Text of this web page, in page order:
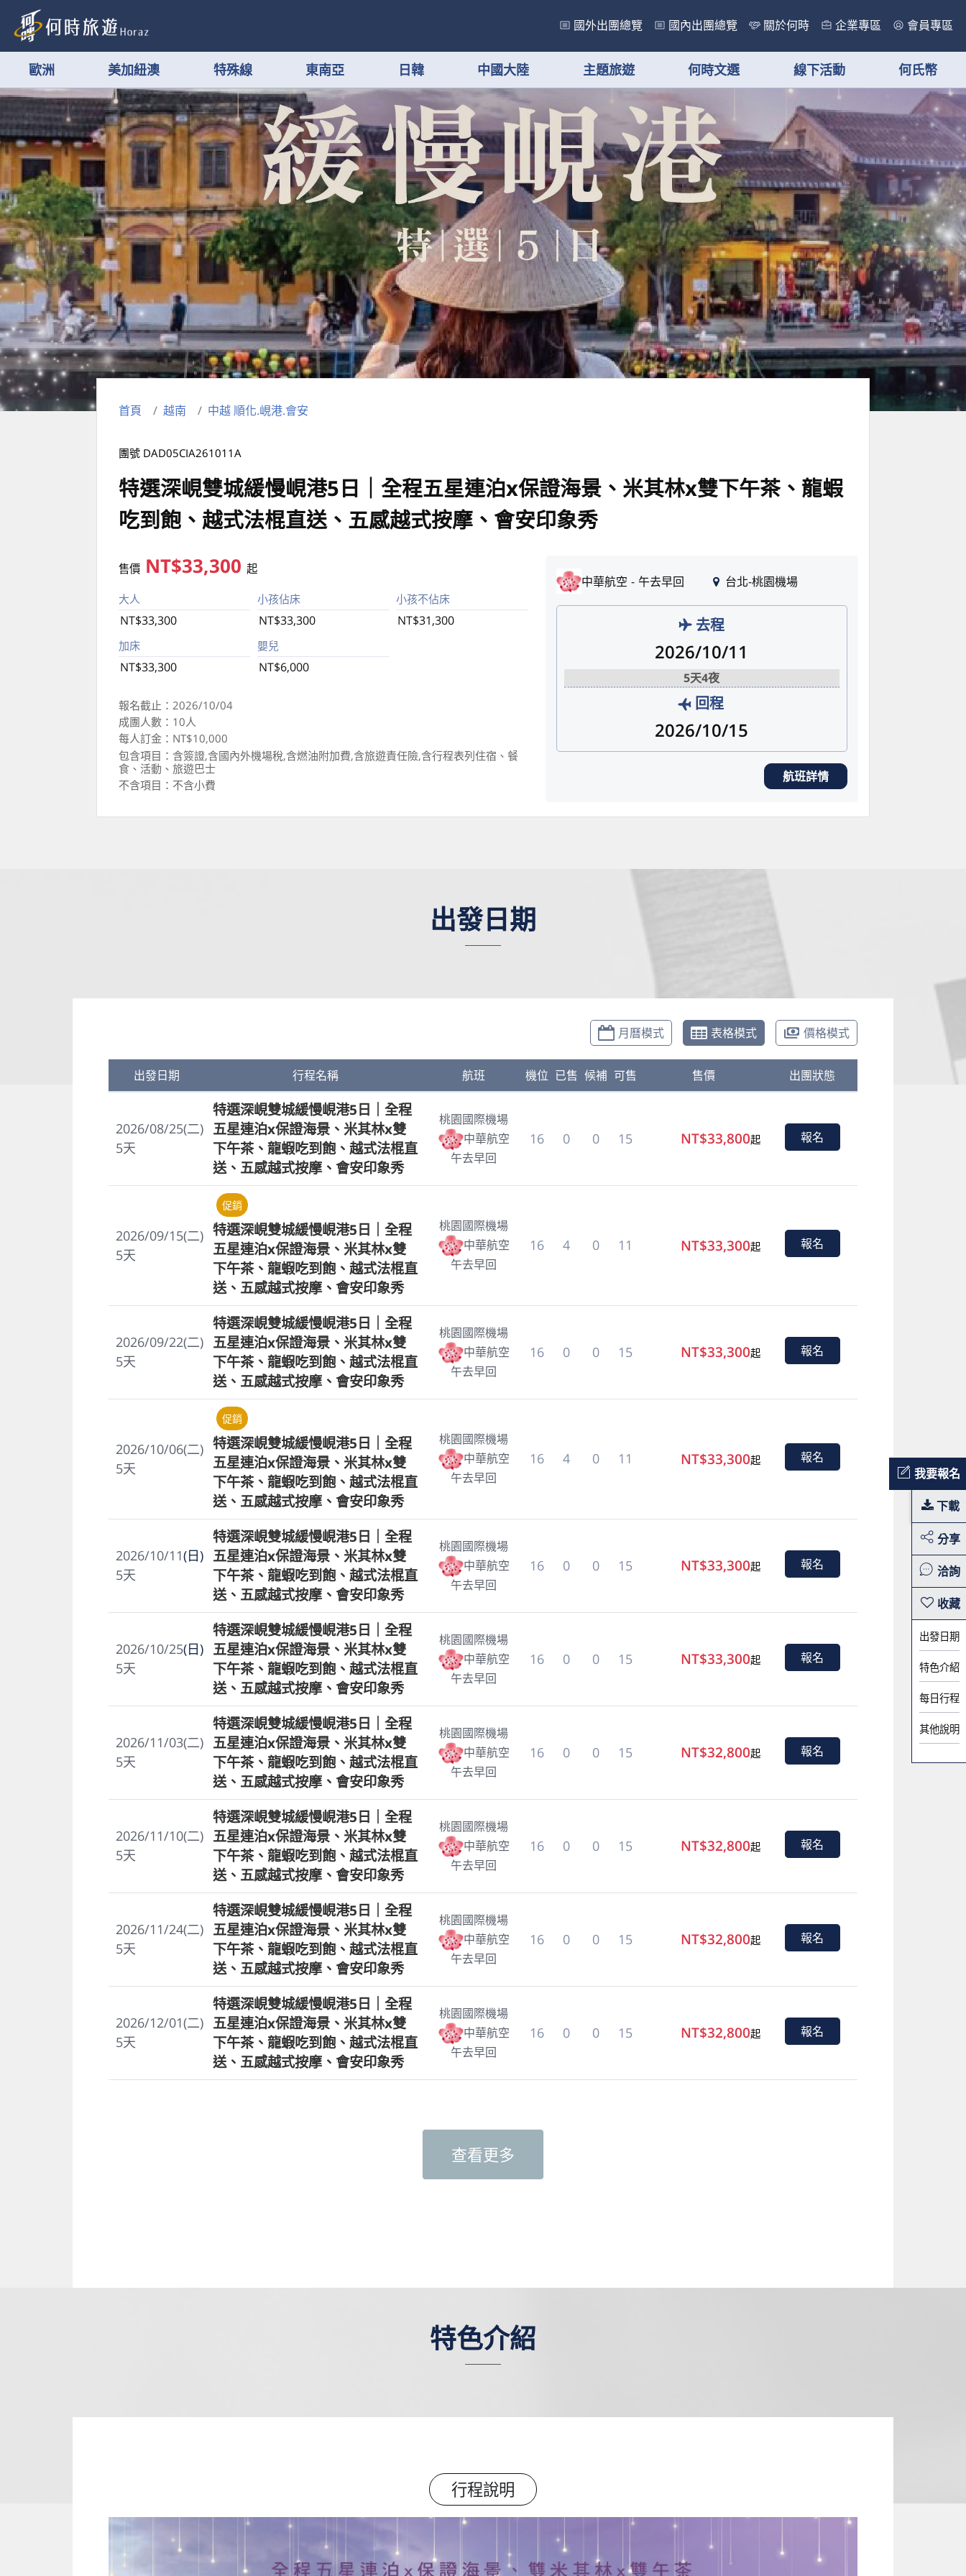
國外出團總覽 國內出團總覽 關於何時 企業專區 會員專區
歐洲 美加紐澳 特殊線 東南亞 日韓 中國大陸 主題旅遊 何時文選 線下活動 何氏幣
我要報名
下載
分享
洽詢
特色介紹
每日行程
其他說明
出發日期
首頁 越南 中越 順化.峴港.會安
團號 DAD05CIA261011A
特選深峴雙城緩慢峴港5日｜全程五星連泊x保證海景、米其林x雙下午茶、龍蝦
吃到飽、越式法棍直送、五感越式按摩、會安印象秀
售價 NT$33,300起
大人
NT$33,300
小孩佔床
NT$33,300
小孩不佔床
NT$31,300
加床
NT$33,300
嬰兒
NT$6,000
報名截止：2026/10/04
成團人數：10人
每人訂金：NT$10,000
包含項目：含簽證,含國內外機場稅,含燃油附加費,含旅遊責任險,含行程表列住宿、餐
食、活動、旅遊巴士
不含項目：不含小費
中華航空 午去早回 台北-桃園機場
去程
2026/10/11
5天4夜
回程
2026/10/15
航班詳情
特色介紹
行程說明
出發日期
月曆模式 表格模式 價格模式
出發日期 行程名稱 航班 機位 已售 候補 可售 售價 出團狀態
2026/08/25(二)
5天
特選深峴雙城緩慢峴港5日｜全程
五星連泊x保證海景、米其林x雙
下午茶、龍蝦吃到飽、越式法棍直
送、五感越式按摩、會安印象秀
桃園國際機場
中華航空
午去早回
16 0 0 15 NT$33,800起 報名
2026/09/15(二)
5天
促銷
特選深峴雙城緩慢峴港5日｜全程
五星連泊x保證海景、米其林x雙
下午茶、龍蝦吃到飽、越式法棍直
送、五感越式按摩、會安印象秀
桃園國際機場
中華航空
午去早回
16 4 0 11 NT$33,300起 報名
2026/09/22(二)
5天
特選深峴雙城緩慢峴港5日｜全程
五星連泊x保證海景、米其林x雙
下午茶、龍蝦吃到飽、越式法棍直
送、五感越式按摩、會安印象秀
桃園國際機場
中華航空
午去早回
16 0 0 15 NT$33,300起 報名
2026/10/06(二)
5天
促銷
特選深峴雙城緩慢峴港5日｜全程
五星連泊x保證海景、米其林x雙
下午茶、龍蝦吃到飽、越式法棍直
送、五感越式按摩、會安印象秀
桃園國際機場
中華航空
午去早回
16 4 0 11 NT$33,300起 報名
2026/10/11(日)
5天
特選深峴雙城緩慢峴港5日｜全程
五星連泊x保證海景、米其林x雙
下午茶、龍蝦吃到飽、越式法棍直
送、五感越式按摩、會安印象秀
桃園國際機場
中華航空
午去早回
16 0 0 15 NT$33,300起 報名
2026/10/25(日)
5天
特選深峴雙城緩慢峴港5日｜全程
五星連泊x保證海景、米其林x雙
下午茶、龍蝦吃到飽、越式法棍直
送、五感越式按摩、會安印象秀
桃園國際機場
中華航空
午去早回
16 0 0 15 NT$33,300起 報名
2026/11/03(二)
5天
特選深峴雙城緩慢峴港5日｜全程
五星連泊x保證海景、米其林x雙
下午茶、龍蝦吃到飽、越式法棍直
送、五感越式按摩、會安印象秀
桃園國際機場
中華航空
午去早回
16 0 0 15 NT$32,800起 報名
2026/11/10(二)
5天
特選深峴雙城緩慢峴港5日｜全程
五星連泊x保證海景、米其林x雙
下午茶、龍蝦吃到飽、越式法棍直
送、五感越式按摩、會安印象秀
桃園國際機場
中華航空
午去早回
16 0 0 15 NT$32,800起 報名
2026/11/24(二)
5天
特選深峴雙城緩慢峴港5日｜全程
五星連泊x保證海景、米其林x雙
下午茶、龍蝦吃到飽、越式法棍直
送、五感越式按摩、會安印象秀
桃園國際機場
中華航空
午去早回
16 0 0 15 NT$32,800起 報名
2026/12/01(二)
5天
特選深峴雙城緩慢峴港5日｜全程
五星連泊x保證海景、米其林x雙
下午茶、龍蝦吃到飽、越式法棍直
送、五感越式按摩、會安印象秀
桃園國際機場
中華航空
午去早回
16 0 0 15 NT$32,800起 報名
查看更多